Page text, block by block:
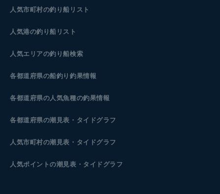
人気市町村の釣り船リスト
人気港の釣り船リスト
人気エリアの釣り船検索
各都道府県の船釣り釣果情報
各都道府県の人気魚種の釣果情報
各都道府県の潮見表 ・タイドグラフ
人気市町村の潮見表・タイドグラフ
人気ポイントの潮見表・タイドグラフ